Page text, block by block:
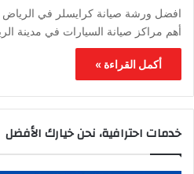
افضل ورشة صيانة كرايسلر في
أهم مراكز صيانة السيارات في مدينة
أكمل القراءة »
خدمات احترافية، نحن خيارك الأفضل